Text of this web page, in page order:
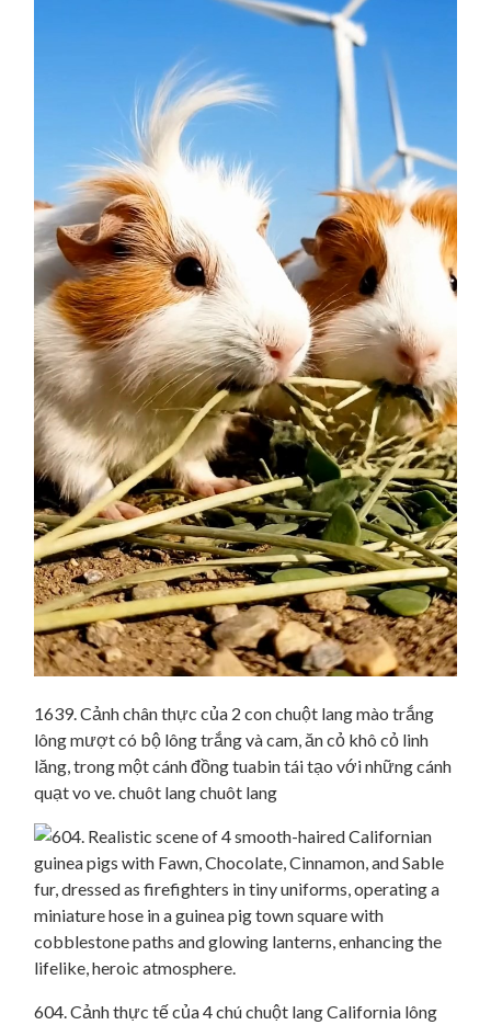
1639. Cảnh chân thực của 2 con chuột lang mào trắng
lông mượt có bộ lông trắng và cam, ăn cỏ khô cỏ linh
lăng, trong một cánh đồng tuabin tái tạo với những cánh
quạt vo ve. chuôt lang chuôt lang
604. Cảnh thực tế của 4 chú chuột lang California lông